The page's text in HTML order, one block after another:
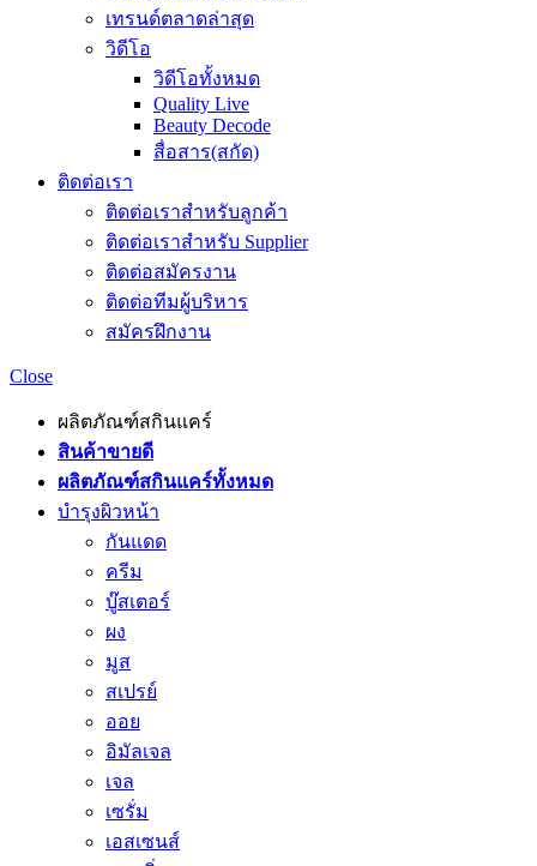
เทรนด์ตลาดล่าสุด
วิดีโอ
วิดีโอทั้งหมด
Quality Live
Beauty Decode
สื่อสาร(สกัด)
ติดต่อเรา
ติดต่อเราสำหรับลูกค้า
ติดต่อเราสำหรับ Supplier
ติดต่อสมัครงาน
ติดต่อทีมผู้บริหาร
สมัครฝึกงาน
Close
ผลิตภัณฑ์สกินแคร์
สินค้าขายดี
ผลิตภัณฑ์สกินแคร์ทั้งหมด
บำรุงผิวหน้า
กันแดด
ครีม
บู๊สเตอร์
ผง
มูส
สเปรย์
ออย
อิมัลเจล
เจล
เซรั่ม
เอสเซนส์